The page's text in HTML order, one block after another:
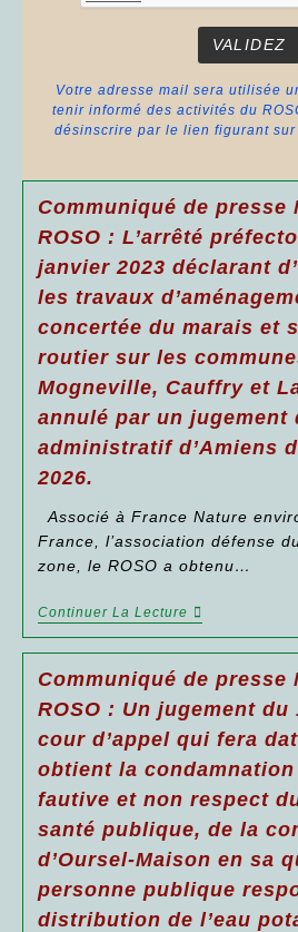
Votre adresse mail sera utilisée
tenir informé des activités du
désinscrire par le lien figurant sur
Communiqué de presse
ROSO : L’arrêté
janvier 2023 déclarant
les travaux
concertée du marais et
routier sur les
Mogneville, Cauffry et
annulé par un jugement
administratif d’Amiens
2026.
Associé à France Nature
France, l’association défense
zone, le ROSO a obtenu…
Continuer La LectureCommuniqué
Du
ROSO
:
L’arrêté
Préfectoral
Du
Janvier
2023
Déclarant
D’utilité
Publique
Les
Travaux
Communiqué de presse
ROSO : Un jugement du
cour d’appel qui fera
obtient la
fautive et non respect
santé publique, de la
d’Oursel-Maison en sa
personne publique
distribution de l’eau